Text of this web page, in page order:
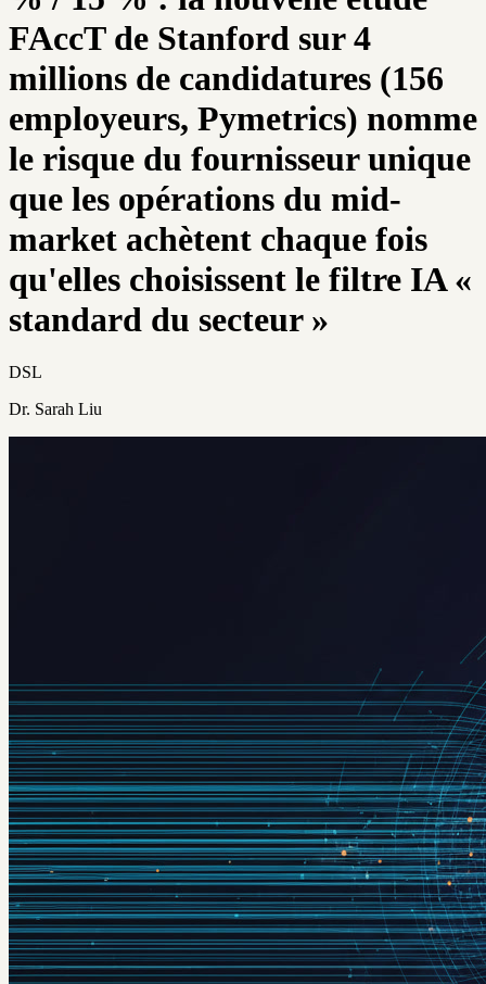
FAccT de Stanford sur 4
millions de candidatures (156
employeurs, Pymetrics) nomme
le risque du fournisseur unique
que les opérations du mid-
market achètent chaque fois
qu'elles choisissent le filtre IA «
standard du secteur »
DSL
Dr. Sarah Liu